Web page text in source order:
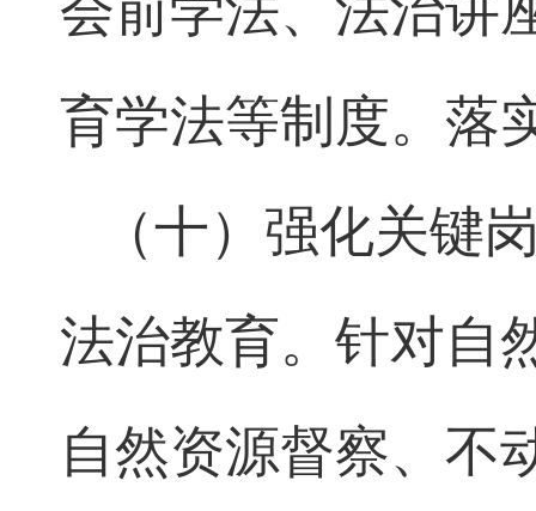
育学法等制度。落
（十）强化关键
法治教育。针对自
自然资源督察、不